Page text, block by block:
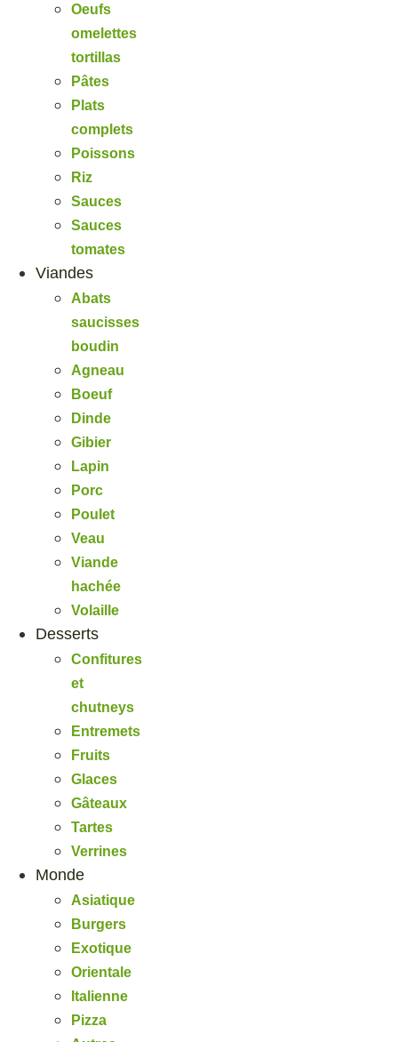
Oeufs
omelettes
tortillas
Pâtes
Plats
complets
Poissons
Riz
Sauces
Sauces
tomates
Viandes
Abats
saucisses
boudin
Agneau
Boeuf
Dinde
Gibier
Lapin
Porc
Poulet
Veau
Viande
hachée
Volaille
Desserts
Confitures
et
chutneys
Entremets
Fruits
Glaces
Gâteaux
Tartes
Verrines
Monde
Asiatique
Burgers
Exotique
Orientale
Italienne
Pizza